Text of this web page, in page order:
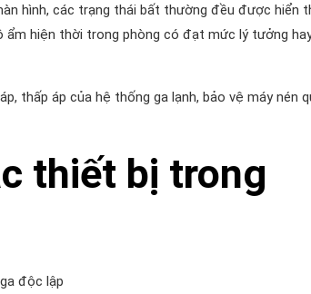
hình, các trạng thái bất thường đều được hiển
ẩm hiện thời trong phòng có đạt mức lý tưởng
thấp áp của hệ thống ga lạnh, bảo vệ máy nén
thiết bị trong
độc lập